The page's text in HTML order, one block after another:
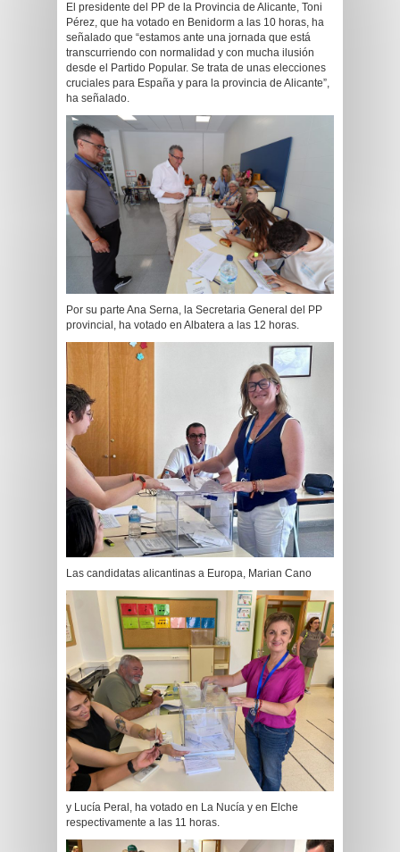
El presidente del PP de la Provincia de Alicante, Toni
Pérez, que ha votado en Benidorm a las 10 horas, ha
señalado que “estamos ante una jornada que está
transcurriendo con normalidad y con mucha ilusión
desde el Partido Popular. Se trata de unas elecciones
cruciales para España y para la provincia de Alicante”,
ha señalado.
Por su parte Ana Serna, la Secretaria General del PP
provincial, ha votado en Albatera a las 12 horas.
Las candidatas alicantinas a Europa, Marian Cano
y Lucía Peral, ha votado en La Nucía y en Elche
respectivamente a las 11 horas.